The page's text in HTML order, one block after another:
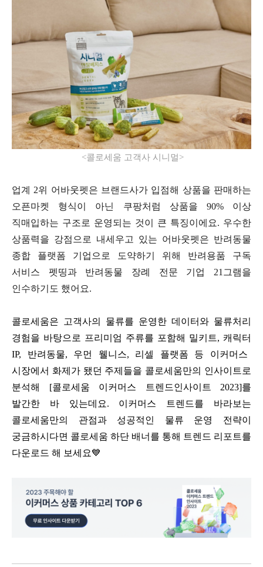
<콜로세움 고객사 시니멀>
업계 2위 어바웃펫은 브랜드사가 입점해 상품을 판매하는
오픈마켓 형식이 아닌 쿠팡처럼 상품을 90% 이상
직매입하는 구조로 운영되는 것이 큰 특징이에요. 우수한
상품력을 강점으로 내세우고 있는 어바웃펫은 반려동물
종합 플랫폼 기업으로 도약하기 위해 반려용품 구독
서비스 펫띵과 반려동물 장례 전문 기업
21그램을
인수하기도 했어요.
콜로세움은 고객사의 물류를 운영한 데이터와 물류처리
경험을 바탕으로 프리미엄 주류를 포함해 밀키트, 캐릭터
IP, 반려동물, 우먼 웰니스, 리셀 플랫폼 등 이커머스
시장에서 화제가 됐던 주제들을 콜로세움만의 인사이트로
분석해
[콜로세움 이커머스 트렌드인사이트 2023]를
발간한 바 있는데요. 이커머스 트렌드를 바라보는
콜로세움만의 관점과 성공적인 물류 운영 전략이
궁금하시다면 콜로세움 하단 배너를 통해 트렌드 리포트를
다운로드 해 보세요💙